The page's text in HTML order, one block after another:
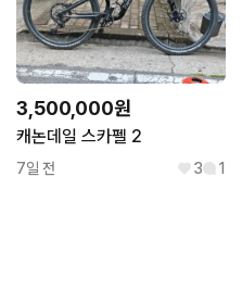
3,500,000원
캐논데일 스카펠 2
7일 전 3 1